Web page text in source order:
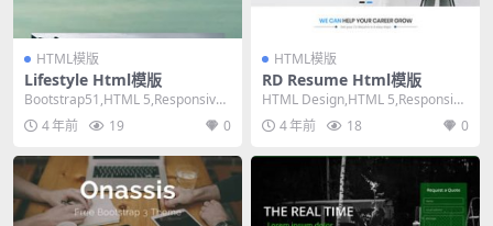
HTML模版
Lifestyle Html模版
Bootstrap51,HTML 5,Responsive,
Mixed Col...
4 年前 19 0
HTML模版
RD Resume Html模版
HTML Design,HTML 5,Responsiv
e, 4 Columns...
4 年前 18 0